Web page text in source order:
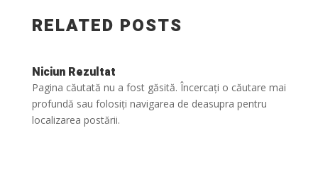
RELATED POSTS
Niciun Rezultat
Pagina căutată nu a fost găsită. Încercați o căutare mai
profundă sau folosiți navigarea de deasupra pentru
localizarea postării.